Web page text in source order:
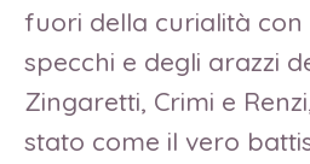
fuori della curialità con
specchi e degli arazzi
Zingaretti, Crimi e
stato come il vero